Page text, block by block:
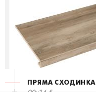
ПРЯМА СХОДИНКА